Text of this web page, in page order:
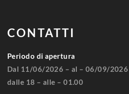
CONTATTI
Periodo di apertura
Dal 11/06/2026 – al – 06/09/2026
dalle 18 – alle – 01.00